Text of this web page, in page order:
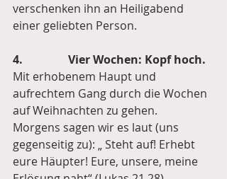
verschenken ihn an Heiligabend
einer geliebten Person.
4.                Vier Wochen: Kopf hoch.
Mit erhobenem Haupt und
aufrechtem Gang durch die Wochen
auf Weihnachten zu gehen.
Morgens sagen wir es laut (uns
gegenseitig zu): „ Steht auf! Erhebt
eure Häupter! Eure, unsere, meine